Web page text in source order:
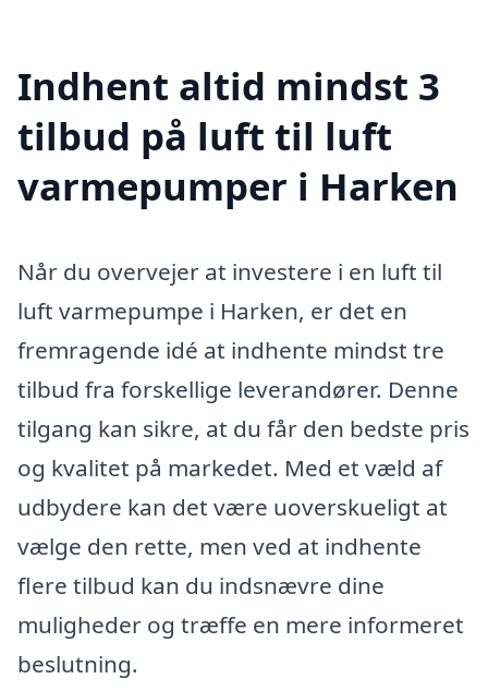
Indhent altid mindst 3
tilbud på luft til luft
varmepumper i Harken
Når du overvejer at investere i en luft til
luft varmepumpe i Harken, er det en
fremragende idé at indhente mindst tre
tilbud fra forskellige leverandører. Denne
tilgang kan sikre, at du får den bedste pris
og kvalitet på markedet. Med et væld af
udbydere kan det være uoverskueligt at
vælge den rette, men ved at indhente
flere tilbud kan du indsnævre dine
muligheder og træffe en mere informeret
beslutning.